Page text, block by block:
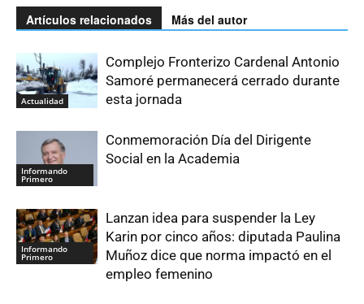
Artículos relacionados Más del autor
Actualidad
Complejo Fronterizo Cardenal Antonio
Samoré permanecerá cerrado durante
esta jornada
Informando
Primero
Conmemoración Día del Dirigente
Social en la Academia
Informando
Primero
Lanzan idea para suspender la Ley
Karin por cinco años: diputada Paulina
Muñoz dice que norma impactó en el
empleo femenino